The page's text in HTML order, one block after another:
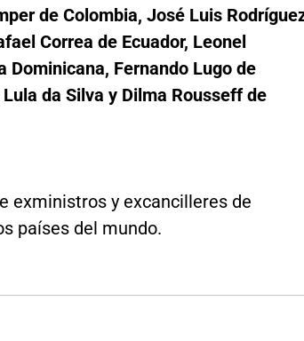
de Colombia, José Luis
Correa de Ecuador, Leonel
Dominicana, Fernando Lugo de
da Silva y Dilma Rousseff de
exministros y excancilleres de
países del mundo.